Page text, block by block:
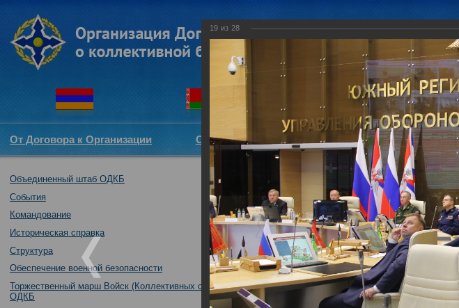
От Договора к Организации Структура ОДКБ Новости Документы
Объединенный штаб ОДКБ
События
Командование
Историческая справка
Структура
Обеспечение военной безопасности
Торжественный марш Войск (Коллективных сил)
ОДКБ
Участие Объединенного штаба ОДКБ в
комитетов (комиссий) по обороне и
Совете Парламентской Ассамблеи ОДКБ
02.10.2017
19 из 28